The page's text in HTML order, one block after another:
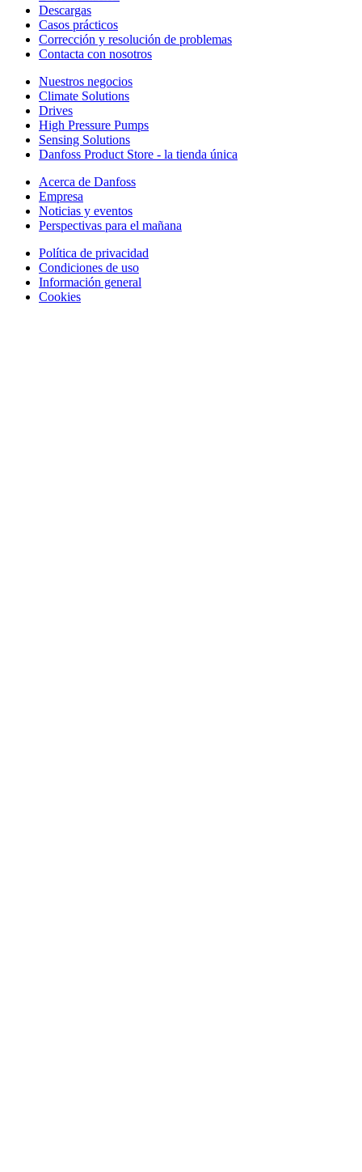
Descargas
Casos prácticos
Corrección y resolución de problemas
Contacta con nosotros
Nuestros negocios
Climate Solutions
Drives
High Pressure Pumps
Sensing Solutions
Danfoss Product Store - la tienda única
Acerca de Danfoss
Empresa
Noticias y eventos
Perspectivas para el mañana
Política de privacidad
Condiciones de uso
Información general
Cookies